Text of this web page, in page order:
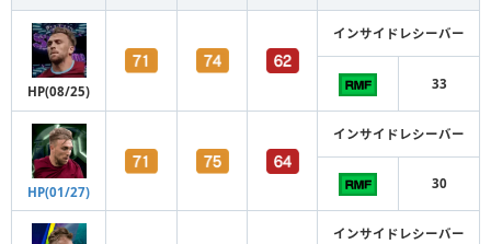
HP(08/25)
インサイドレシーバー
33
HP(01/27)
インサイドレシーバー
30
インサイドレシーバー